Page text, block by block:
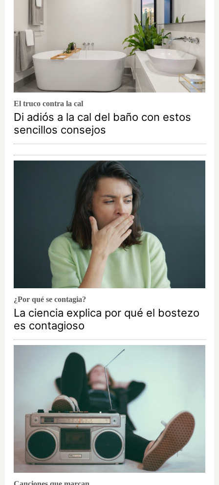
El truco contra la cal
Di adiós a la cal del baño con estos
sencillos consejos
¿Por qué se contagia?
La ciencia explica por qué el bostezo
es contagioso